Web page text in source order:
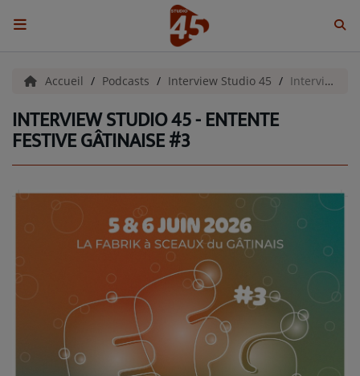
ACCUEIL
Emissions
BENJI & COMPAGNIE
GIEN, SA FABULEUSE HISTOIRE
GRAFFITI CINÉMA
LA CHRONIQUE ENVIRONNEMENTALE
LA CHRONIQUE MUSICALE
L'ÉNERGIE DES 9 ÉTOILES
Accueil Podcasts Interview Studio 45 Interview Studio 45 - Entente Festive Gâtinaise #3
INTERVIEW STUDIO 45 - ENTENTE
FESTIVE GÂTINAISE #3